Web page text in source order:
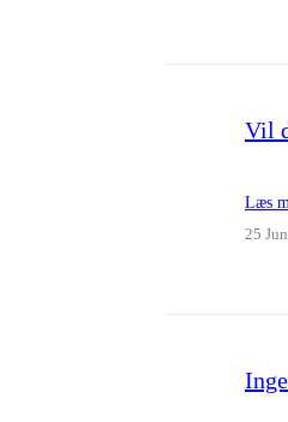
Vil
Læs
25